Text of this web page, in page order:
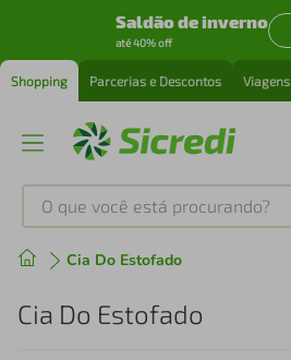
Saldão de inverno
até 40% off
Shopping Parcerias e Descontos Viagens
O que você está procurando?
Cia Do Estofado
Cia Do Estofado
Produtos mais buscados
1º tenis